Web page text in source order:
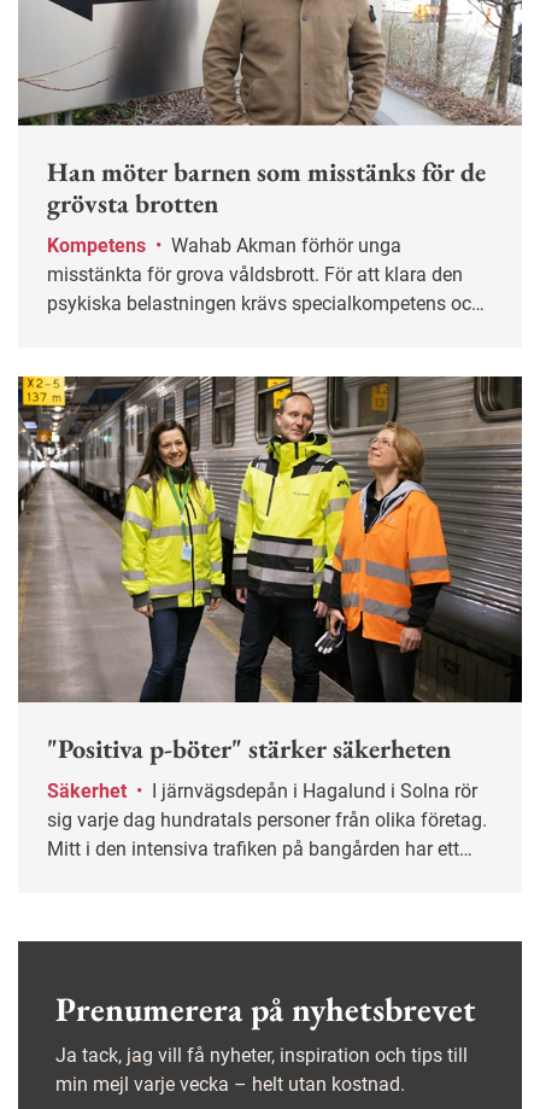
Han möter barnen som misstänks för de
grövsta brotten
Kompetens •
misstänkta för grova våldsbrott. För att klara den
psykiska belastningen krävs specialkompetens och
"Positiva p-böter" stärker säkerheten
Säkerhet •
sig varje dag hundratals personer från olika företag.
Mitt i den intensiva trafiken på bangården har ett
Prenumerera på nyhetsbrevet
Ja tack, jag vill få nyheter, inspiration och tips till
min mejl varje vecka – helt utan kostnad.